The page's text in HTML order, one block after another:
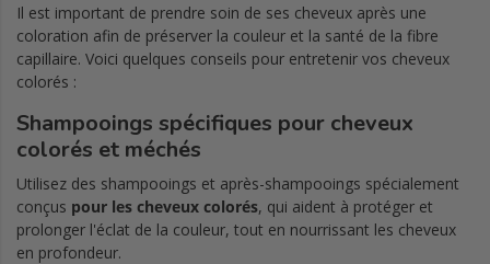
Il est important de prendre soin de ses cheveux après une
coloration afin de préserver la couleur et la santé de la fibre
capillaire. Voici quelques conseils pour entretenir vos cheveux
colorés :
Shampooings spécifiques pour cheveux
colorés et méchés
Utilisez des shampooings et après-shampooings spécialement
conçus pour les cheveux colorés, qui aident à protéger et
prolonger l'éclat de la couleur, tout en nourrissant les cheveux
en profondeur.